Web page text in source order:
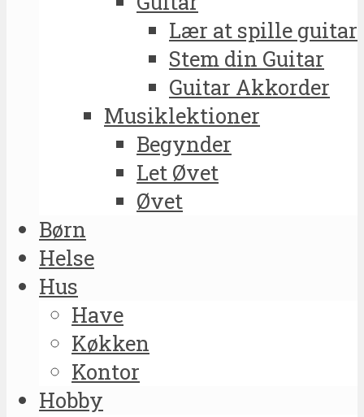
Lær at spille guitar
Stem din Guitar
Guitar Akkorder
Musiklektioner
Begynder
Let Øvet
Øvet
Børn
Helse
Hus
Have
Køkken
Kontor
Hobby